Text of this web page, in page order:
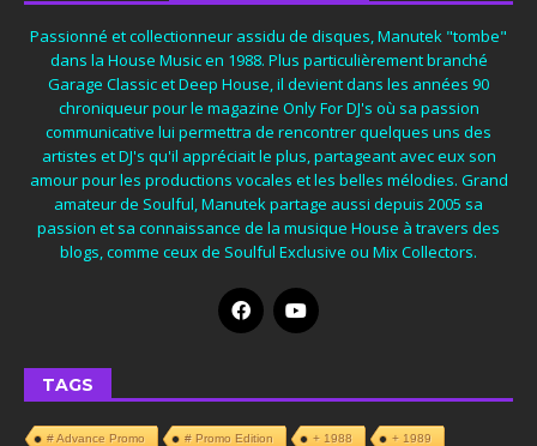
Passionné et collectionneur assidu de disques, Manutek "tombe"
dans la House Music en 1988. Plus particulièrement branché
Garage Classic et Deep House, il devient dans les années 90
chroniqueur pour le magazine Only For DJ's où sa passion
communicative lui permettra de rencontrer quelques uns des
artistes et DJ's qu'il appréciait le plus, partageant avec eux son
amour pour les productions vocales et les belles mélodies. Grand
amateur de Soulful, Manutek partage aussi depuis 2005 sa
passion et sa connaissance de la musique House à travers des
blogs, comme ceux de Soulful Exclusive ou Mix Collectors.
TAGS
# Advance Promo # Promo Edition + 1988 + 1989